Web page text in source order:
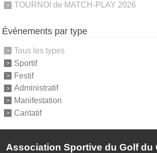
TOURNOI de MATCH-PLAY 2026
Événements par type
Tous les types
Sportif
Festif
Administratif
Manifestation
Caritatif
Association Sportive du Golf du